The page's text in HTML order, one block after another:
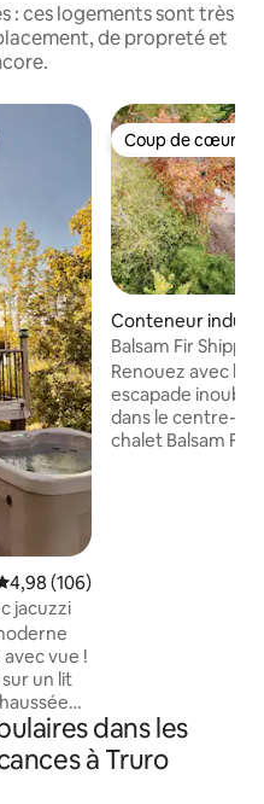
: ces logements sont très
de propreté et
appréciés
moyenne sur la
4,98 (106)
jacuzzi
vue !
un lit
des
au
Coup de cœur
Coup de cœur
Conteneur
Balsam Fir
Renouez avec la
escapade
dans le centre-
chalet Balsam Fir
et des
populaires.
dans les
à Truro